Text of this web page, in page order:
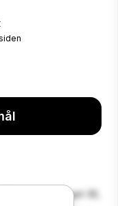
Honningvænget 81,